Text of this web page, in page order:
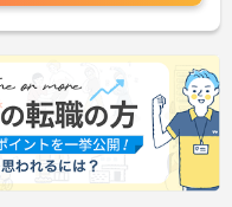
福利厚生が
歳までの再
勤務制度な
ジが変化し
。スーパー
対応し、こ
リアアップ